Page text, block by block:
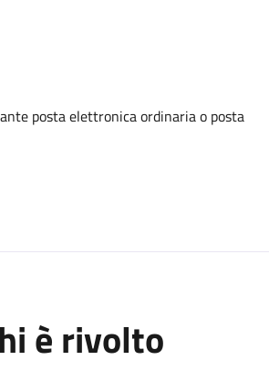
posta elettronica ordinaria o posta
è rivolto